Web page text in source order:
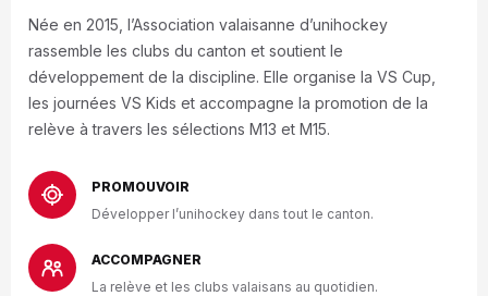
Née en 2015, l’Association valaisanne d’unihockey
rassemble les clubs du canton et soutient le
développement de la discipline. Elle organise la VS Cup,
les journées VS Kids et accompagne la promotion de la
relève à travers les sélections M13 et M15.
PROMOUVOIR
Développer l’unihockey dans tout le canton.
ACCOMPAGNER
La relève et les clubs valaisans au quotidien.